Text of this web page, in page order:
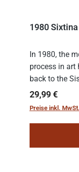
1980 Sixtina
In 1980, the
process in art
back to the
team of
the
Regulärer
29,99 €
Preise inkl.